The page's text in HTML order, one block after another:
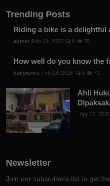
Trending Posts
Riding a bike is a
admin Feb 19, 2025 0 78
How well do you know the
dailynews Feb 18, 2025 0 70
Ahli
Apr 15, 2026
Newsletter
Join our subscribers list to get